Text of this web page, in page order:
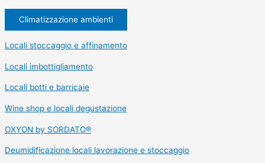
Climatizzazione ambienti
Locali stoccaggio e affinamento
Locali imbottigliamento
Locali botti e barricaie
Wine shop e locali degustazione
OXYON by SORDATO®
Deumidificazione locali lavorazione e stoccaggio